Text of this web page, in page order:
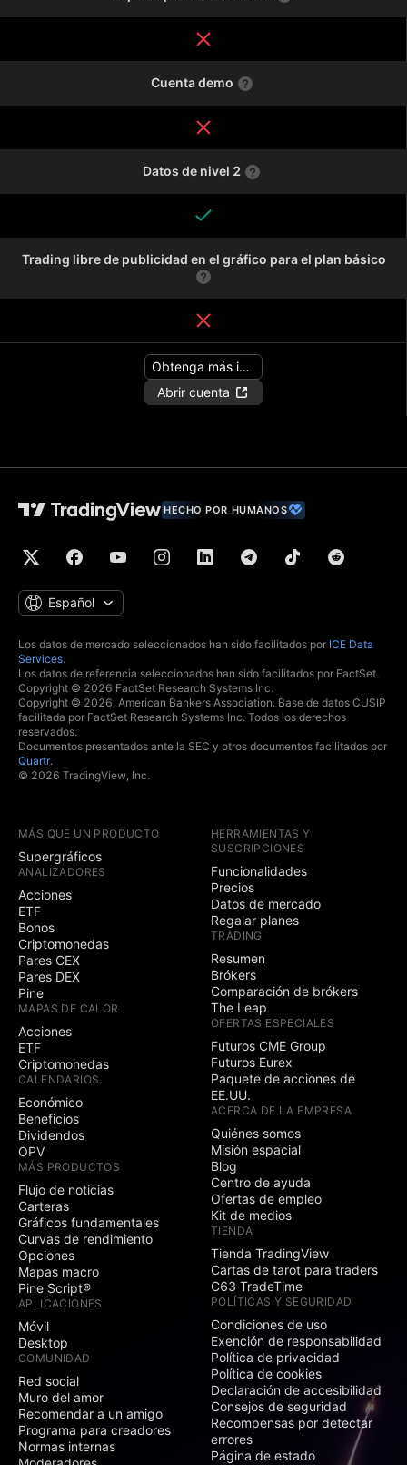
Cuenta demo
Datos de nivel 2
Trading libre de publicidad en el gráfico para el plan básico
Obtenga más información
Abrir cuenta
HECHO POR HUMANOS
Español
Los datos de mercado seleccionados han sido facilitados por ICE Data
Services.
Los datos de referencia seleccionados han sido facilitados por FactSet.
Copyright © 2026 FactSet Research Systems Inc.
Copyright © 2026, American Bankers Association. Base de datos CUSIP
facilitada por FactSet Research Systems Inc. Todos los derechos
reservados.
Documentos presentados ante la SEC y otros documentos facilitados por
Quartr.
© 2026 TradingView, Inc.
MÁS QUE UN PRODUCTO
Supergráficos
ANALIZADORES
Acciones
ETF
Bonos
Criptomonedas
Pares CEX
Pares DEX
Pine
MAPAS DE CALOR
Acciones
ETF
Criptomonedas
CALENDARIOS
Económico
Beneficios
Dividendos
OPV
MÁS PRODUCTOS
Flujo de noticias
Carteras
Gráficos fundamentales
Curvas de rendimiento
Opciones
Mapas macro
Pine Script®
APLICACIONES
Móvil
Desktop
COMUNIDAD
Red social
Muro del amor
Recomendar a un amigo
Programa para creadores
Normas internas
HERRAMIENTAS Y
SUSCRIPCIONES
Funcionalidades
Precios
Datos de mercado
Regalar planes
TRADING
Resumen
Brókers
Comparación de brókers
The Leap
OFERTAS ESPECIALES
Futuros CME Group
Futuros Eurex
Paquete de acciones de
EE.UU.
ACERCA DE LA EMPRESA
Quiénes somos
Misión espacial
Blog
Centro de ayuda
Ofertas de empleo
Kit de medios
TIENDA
Tienda TradingView
Cartas de tarot para traders
C63 TradeTime
POLÍTICAS Y SEGURIDAD
Condiciones de uso
Exención de responsabilidad
Política de privacidad
Política de cookies
Declaración de accesibilidad
Consejos de seguridad
Recompensas por detectar
errores
Página de estado